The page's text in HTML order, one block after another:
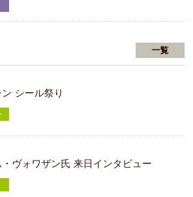
一覧
シール祭り
ヴォワザン氏 来日インタビュー